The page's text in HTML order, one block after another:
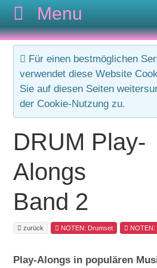
CODAMUSIC
NOTEN
Cajon
Drumset
Duo
Folk
Hörbuch
Jazz
AUTOREN
Für einen bestmöglichen
verwendet diese Website
Sie auf diesen Seiten
der Cookie-Nutzung zu.
DRUM Play-
Alongs
Band 2
zurück NOTEN: Drumset NOTEN:
Play-Alongs in populären